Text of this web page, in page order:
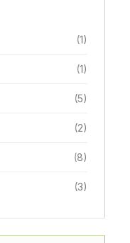
(1)
(1)
(5)
(2)
(8)
(3)